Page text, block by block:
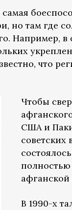
но там где
Например,
что
Чтобы
США и
советских
полностью
В 1990-х